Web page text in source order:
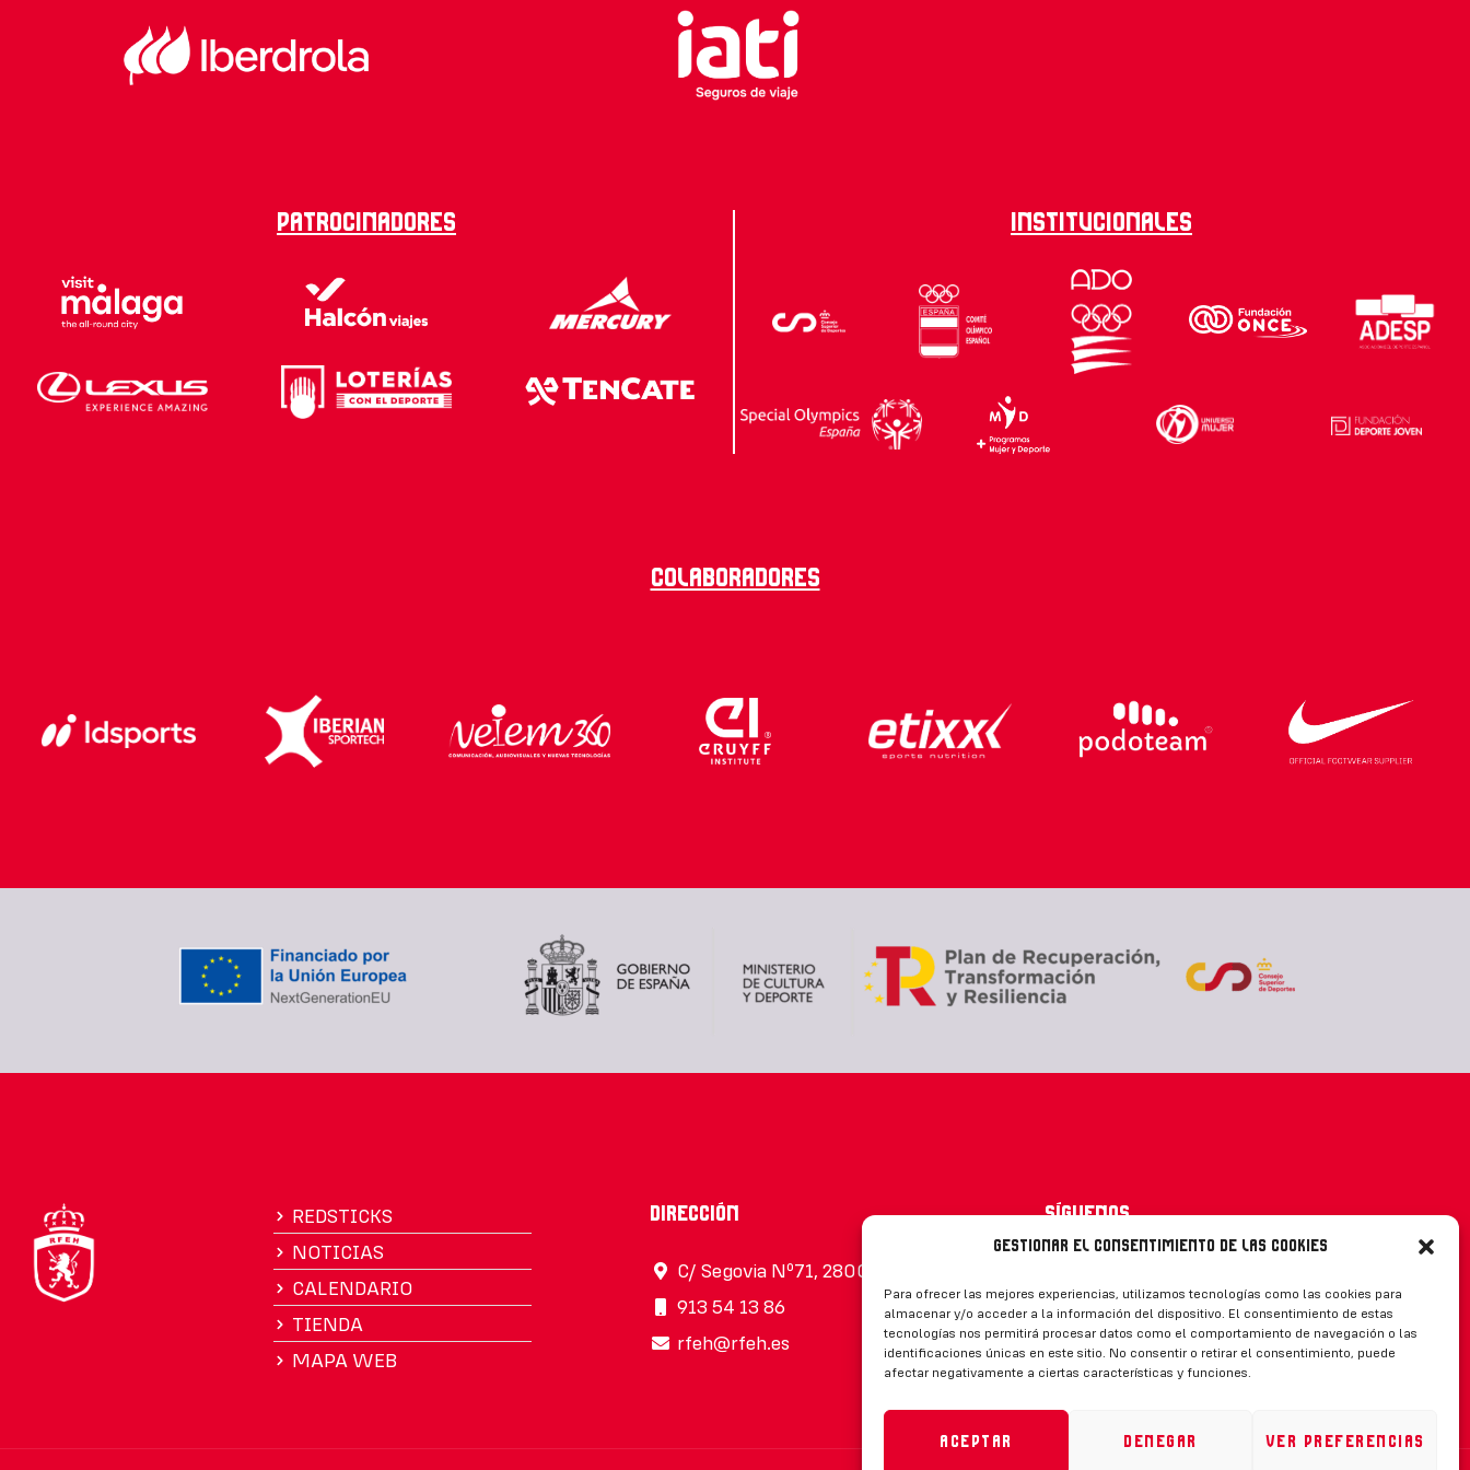
Gestionar el consentimiento de las cookies
Para ofrecer las mejores experiencias, utilizamos tecnologías como las cookies para
almacenar y/o acceder a la información del dispositivo. El consentimiento de estas
tecnologías nos permitirá procesar datos como el comportamiento de navegación o las
identificaciones únicas en este sitio. No consentir o retirar el consentimiento, puede
afectar negativamente a ciertas características y funciones.
Aceptar Denegar Ver preferencias
Patrocinadores Institucionales
Colaboradores
REDSTICKS
NOTICIAS
CALENDARIO
TIENDA
MAPA WEB
Dirección
C/ Segovia Nº71, 28005, Madrid
913 54 13 86
rfeh@rfeh.es
Síguenos
CONTACTO